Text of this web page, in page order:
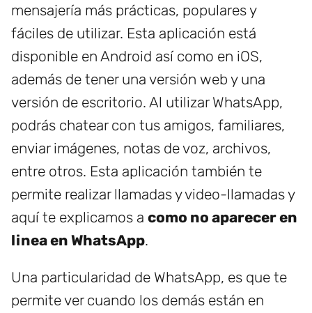
mensajería más prácticas, populares y
fáciles de utilizar. Esta aplicación está
disponible en Android así como en iOS,
además de tener una versión web y una
versión de escritorio. Al utilizar WhatsApp,
podrás chatear con tus amigos, familiares,
enviar imágenes, notas de voz, archivos,
entre otros. Esta aplicación también te
permite realizar llamadas y video-llamadas y
aquí te explicamos a como no aparecer en
linea en WhatsApp.
Una particularidad de WhatsApp, es que te
permite ver cuando los demás están en